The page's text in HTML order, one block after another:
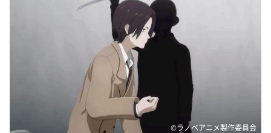
©ラノベアニメ製作委員会